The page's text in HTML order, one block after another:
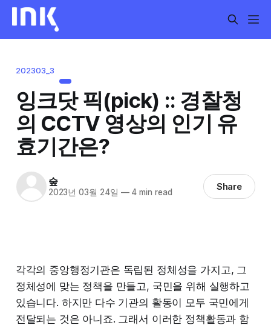
202303_3
잉크닷 픽(pick) :: 경찰청
의 CCTV 영상의 인기 유
효기간은?
숲
2023년 03월 24일 —4 min read Share
각각의 중앙행정기관은 독립된 정체성을 가지고, 그
정체성에 맞는 정책을 만들고, 국민을 위해 실행하고
있습니다. 하지만 다수 기관의 활동이 모두 국민에게
전달되는 것은 아니죠. 그래서 이러한 정책활동과 함